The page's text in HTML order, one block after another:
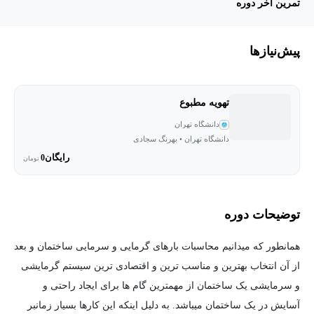
تمرین آخر دوره
پیش‌نیاز‌ها
تهویه مطبوع
دانشگاه تهران
دانشگاه تهران • بهرنگ سجادی
رایگان0 تومان
توضیحات دوره
همانطور که میدانیم محاسبات بارهای گرمایی و سرمایی ساختمان و بعد
از آن انتخاب بهترین و مناسب ترین و اقتصادی ترین سیستم گرمایشی
و سرمایشی یک ساختمان از مهمترین گام ها برای ایجاد راحتی و
آسایش در یک ساختمان میباشد. به دلیل اینکه این کارها بسیار زمانبر